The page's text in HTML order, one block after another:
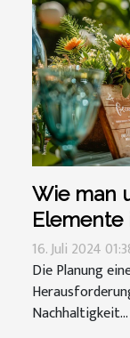
Wie man
integriert
16. Juli 2024
Die Planung
Nachhaltigkeit...